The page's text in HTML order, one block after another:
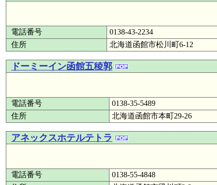
電話番号
0138-43-2234
住所
北海道函館市松川町6-12
ドーミーイン函館五稜郭
電話番号
0138-35-5489
住所
北海道函館市本町29-26
アネックスホテルテトラ
電話番号
0138-55-4848